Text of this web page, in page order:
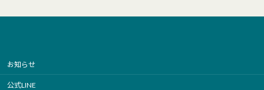
お知らせ
公式LINE